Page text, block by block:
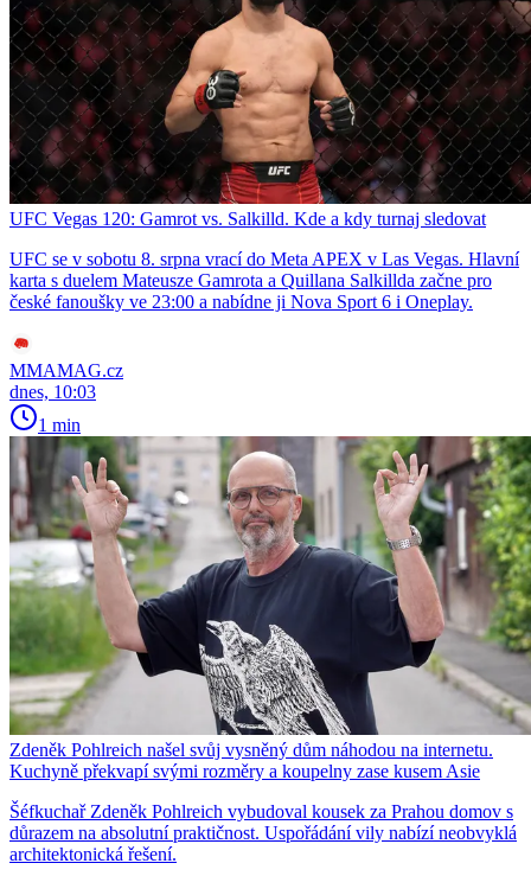
UFC Vegas 120: Gamrot vs. Salkilld. Kde a kdy turnaj sledovat
UFC se v sobotu 8. srpna vrací do Meta APEX v Las Vegas. Hlavní
karta s duelem Mateusze Gamrota a Quillana Salkillda začne pro
české fanoušky ve 23:00 a nabídne ji Nova Sport 6 i Oneplay.
MMAMAG.cz
dnes, 10:03
1 min
Zdeněk Pohlreich našel svůj vysněný dům náhodou na internetu.
Kuchyně překvapí svými rozměry a koupelny zase kusem Asie
Šéfkuchař Zdeněk Pohlreich vybudoval kousek za Prahou domov s
důrazem na absolutní praktičnost. Uspořádání vily nabízí neobvyklá
architektonická řešení.